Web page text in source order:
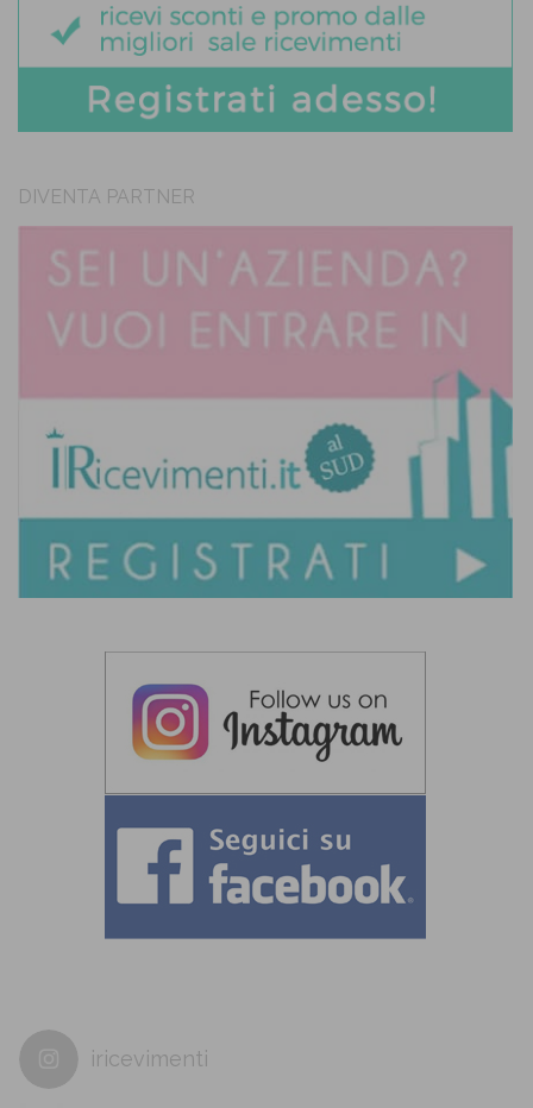
DIVENTA PARTNER
iricevimenti